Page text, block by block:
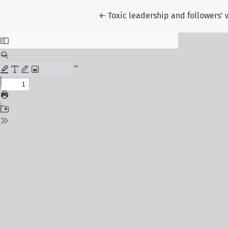
← Volver a los detalles del artículo
Toxic leadership and followers’